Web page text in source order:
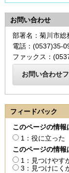
お問い合わせ
部署名：菊川市総
電話：(0537)35-
ファックス：
フィードバック
このページの情報
1：役に立った
このページの情報
1：見つけやす
3：見つけにく